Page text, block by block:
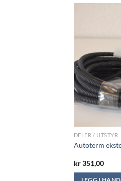
DELER / UTSTYR
Autoterm
kr351,00